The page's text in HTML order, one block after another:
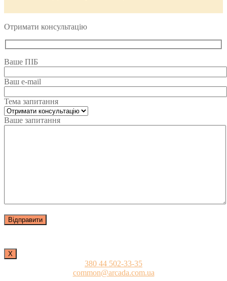
Отримати консультацію
Ваше ПІБ
Ваш e-mail
Тема запитання
Ваше запитання
Х
380 44 502-33-35
common@arcada.com.ua